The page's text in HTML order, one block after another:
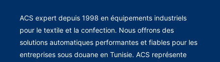
ACS expert depuis 1998 en équipements industriels
pour le textile et la confection. Nous offrons des
solutions automatiques performantes et fiables pour les
entreprises sous douane en Tunisie. ACS représente